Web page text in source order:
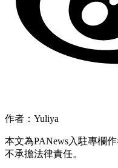
作者：Yuliya
本文為PANews入駐專欄
不承擔法律責任。